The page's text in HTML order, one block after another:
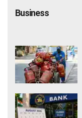
Business